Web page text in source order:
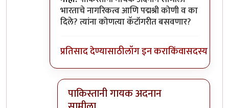
भारताचे नागरिकत्व आणि पद्मश्री कोणी व का
दिले? त्यांना कोणत्या कॅटॉगरीत बसवणार?
प्रतिसाद देण्यासाठीलॉग इन कराकिंवासदस्य व्हा
पाकिस्तानी गायक अदनान